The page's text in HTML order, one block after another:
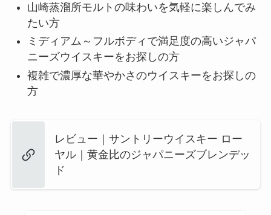
山崎蒸溜所モルトの味わいを気軽に楽しんでみ
たい方
ミディアム～フルボディで満足度の高いジャパ
ニーズウイスキーをお探しの方
複雑で濃厚な華やかさのウイスキーをお探しの
方
レビュー｜サントリーウイスキー ロー
ヤル｜黄金比のジャパニーズブレンデッ
ド